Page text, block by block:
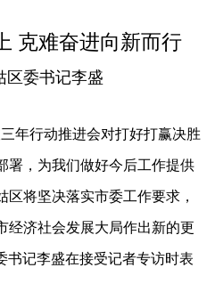
克难奋进向新而行
委书记李盛
行动推进会对打好打赢决胜
署，为我们做好今后工作提供
将坚决落实市委工作要求，
经济社会发展大局作出新的更
书记李盛在接受记者专访时表